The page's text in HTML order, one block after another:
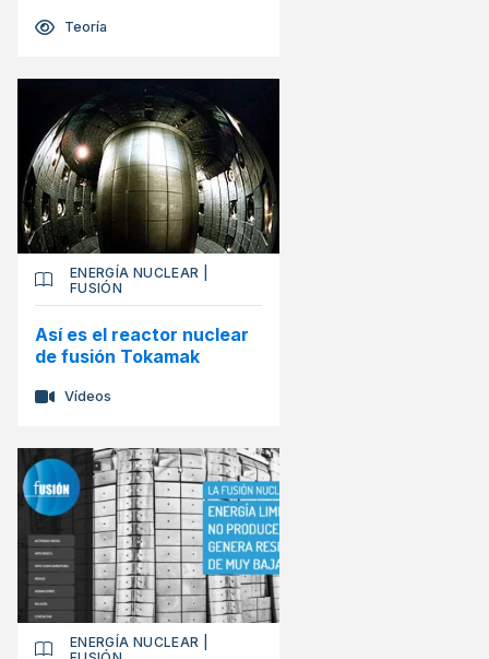
Teoría
ENERGÍA NUCLEAR
FUSIÓN
Así es el reactor nuclear
de fusión Tokamak
Vídeos
ENERGÍA NUCLEAR